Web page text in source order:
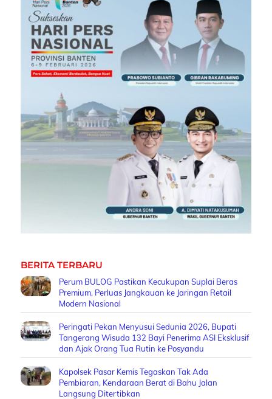
BERITA TERBARU
Perum BULOG Pastikan Kecukupan Suplai Beras
Premium, Perluas Jangkauan ke Jaringan Retail
Modern Nasional
Peringati Pekan Menyusui Sedunia 2026, Bupati
Tangerang Wisuda 132 Bayi Penerima ASI Eksklusif
dan Ajak Orang Tua Rutin ke Posyandu
Kapolsek Pasar Kemis Tegaskan Tak Ada
Pembiaran, Kendaraan Berat di Bahu Jalan
Langsung Ditertibkan